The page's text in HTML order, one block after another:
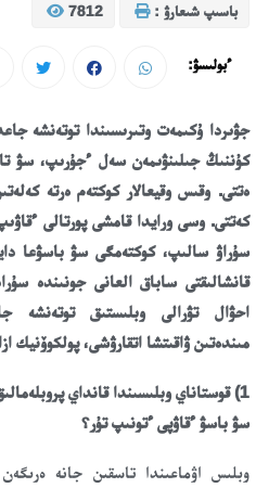
باسىپ شىعارۋ : 7812
ءبولىسۋ:
جۋىردا ۇكىمەت وتىرىسىندا توتەنشە
كۇننىڭ جىلىنۋىمەنسەل ءجۇرىپ، سۋ
ەتتى. وقىس وقيعالار كوكتەم ەرتە
كەتتى. وسى ورايدا قامشى پورتالى
سۇراۋ سالىپ، كوكتەمگى سۋ باسۋعا
قانشالىقتى ساباق العانى جونىندە
احۋال تۋرالى وبلىستىق توتەنشە
مىندەتىنۋاقىتشا اتقارۋشى،پولكوۆنيك
1) قوستاناي وبلىسىندا قانداي
سۋ باسۋ ءقاۋپى ءتونىپ تۇر؟